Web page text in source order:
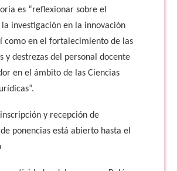
es “reflexionar sobre el
investigación en la innovación
como en el fortalecimiento de las
y destrezas del personal docente
en el ámbito de las Ciencias
y recepción de
ponencias está abierto hasta el